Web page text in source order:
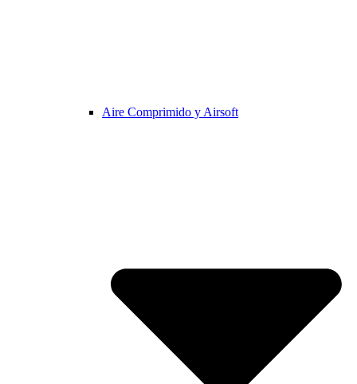
Aire Comprimido y Airsoft